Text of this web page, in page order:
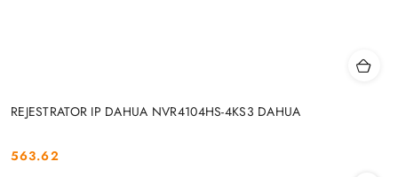
REJESTRATOR IP DAHUA NVR4104HS-4KS3 DAHUA
Cena:
563.62